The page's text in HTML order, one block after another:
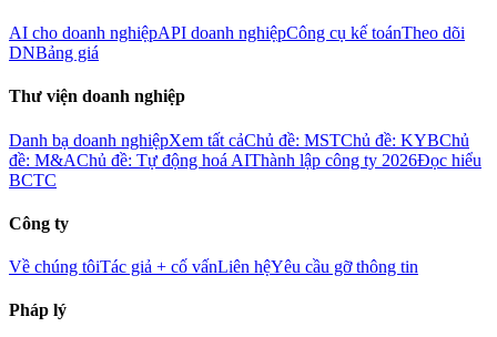
AI cho doanh nghiệpAPI doanh nghiệpCông cụ kế toánTheo dõi
DNBảng giá
Thư viện doanh nghiệp
Danh bạ doanh nghiệpXem tất cảChủ đề: MSTChủ đề: KYBChủ
đề: M&AChủ đề: Tự động hoá AIThành lập công ty 2026Đọc hiểu
BCTC
Công ty
Về chúng tôiTác giả + cố vấnLiên hệYêu cầu gỡ thông tin
Pháp lý